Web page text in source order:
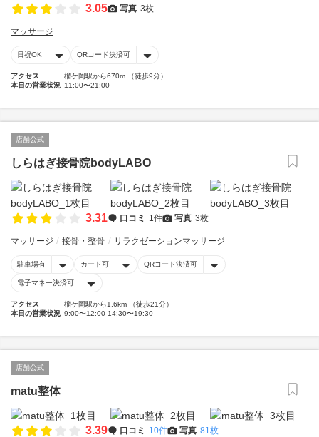
3.05 写真 3枚
マッサージ
日祝OK QRコード決済可
アクセス
榴ケ岡駅から670m （徒歩9分）
本日の営業状況 11:00〜21:00
店舗公式
しらはぎ接骨院bodyLABO
3.31 口コミ 1件 写真 3枚
マッサージ 接骨・整骨 リラクゼーションマッサージ
駐車場有 カード可 QRコード決済可
電子マネー決済可
アクセス
榴ケ岡駅から1.6km （徒歩21分）
本日の営業状況 9:00〜12:00 14:30〜19:30
店舗公式
matu整体
3.39 口コミ 10件 写真 81枚